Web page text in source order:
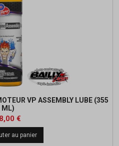
VP ASSEMBLY LUBE (355
ML)
€
au panier